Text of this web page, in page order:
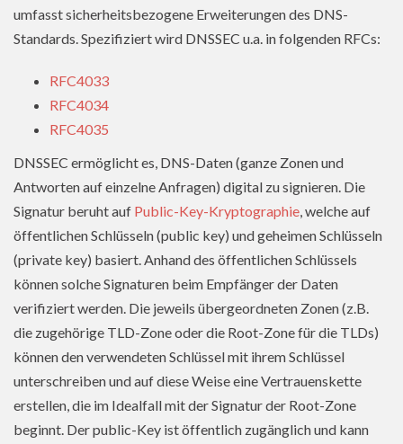
umfasst sicherheitsbezogene Erweiterungen des DNS-
Standards. Spezifiziert wird DNSSEC u.a. in folgenden RFCs:
RFC4033
RFC4034
RFC4035
DNSSEC ermöglicht es, DNS-Daten (ganze Zonen und
Antworten auf einzelne Anfragen) digital zu signieren. Die
Signatur beruht auf Public-Key-Kryptographie, welche auf
öffentlichen Schlüsseln (public key) und geheimen Schlüsseln
(private key) basiert. Anhand des öffentlichen Schlüssels
können solche Signaturen beim Empfänger der Daten
verifiziert werden. Die jeweils übergeordneten Zonen (z.B.
die zugehörige TLD-Zone oder die Root-Zone für die TLDs)
können den verwendeten Schlüssel mit ihrem Schlüssel
unterschreiben und auf diese Weise eine Vertrauenskette
erstellen, die im Idealfall mit der Signatur der Root-Zone
beginnt. Der public-Key ist öffentlich zugänglich und kann